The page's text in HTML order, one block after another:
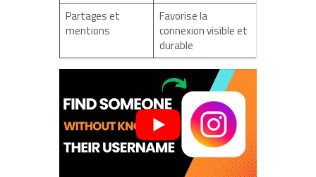
Partages et
mentions
Favorise la
connexion visible et
durable